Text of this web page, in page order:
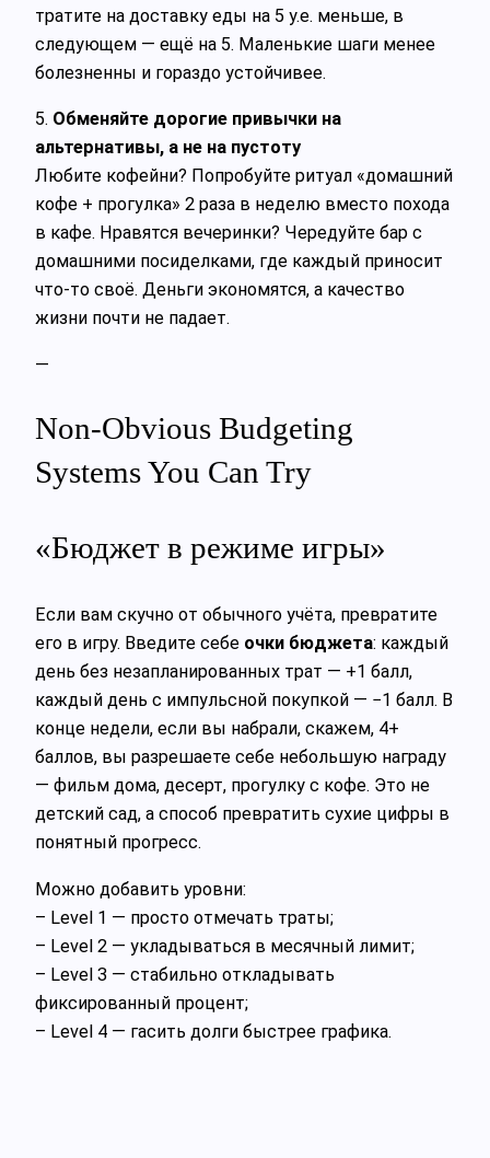
тратите на доставку еды на 5 у.е. меньше, в
следующем — ещё на 5. Маленькие шаги менее
болезненны и гораздо устойчивее.
5. Обменяйте дорогие привычки на
альтернативы, а не на пустоту
Любите кофейни? Попробуйте ритуал «домашний
кофе + прогулка» 2 раза в неделю вместо похода
в кафе. Нравятся вечеринки? Чередуйте бар с
домашними посиделками, где каждый приносит
что-то своё. Деньги экономятся, а качество
жизни почти не падает.
—
Non-Obvious Budgeting
Systems You Can Try
«Бюджет в режиме игры»
Если вам скучно от обычного учёта, превратите
его в игру. Введите себе очки бюджета: каждый
день без незапланированных трат — +1 балл,
каждый день с импульсной покупкой — −1 балл. В
конце недели, если вы набрали, скажем, 4+
баллов, вы разрешаете себе небольшую награду
— фильм дома, десерт, прогулку с кофе. Это не
детский сад, а способ превратить сухие цифры в
понятный прогресс.
Можно добавить уровни:
– Level 1 — просто отмечать траты;
– Level 2 — укладываться в месячный лимит;
– Level 3 — стабильно откладывать
фиксированный процент;
– Level 4 — гасить долги быстрее графика.